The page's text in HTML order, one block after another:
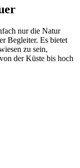
nur die Natur
Begleiter. Es bietet
zu sein,
der Küste bis hoch